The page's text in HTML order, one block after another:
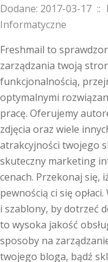
Dodane: 2017-03-17 ::
Informatyczne
Freshmail to
zarządzania twoją
funkcjonalnością,
optymalnymi
pracę. Oferujemy
zdjęcia oraz wiele
atrakcyjności twojego
skuteczny marketing
cenach. Przekonaj się,
pewnością ci się
i szablony, by dotrzeć
to wysoka jakość
sposoby na
twojego bloga, bądź